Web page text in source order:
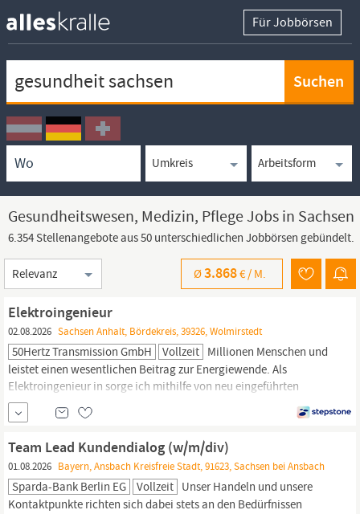
Für Jobbörsen
Ortssuche
Umkreissuche
Arbeitsform
Gesundheitswesen, Medizin, Pflege Jobs in Sachsen
6.354 Stellenangebote aus 50 unterschiedlichen Jobbörsen gebündelt.
Sortierung
Ø3.868€ / M.
Elektroingenieur
02.08.2026 Sachsen Anhalt, Bördekreis, 39326, Wolmirstedt
50Hertz Transmission GmbH Vollzeit Millionen Menschen und
leistet einen wesentlichen Beitrag zur Energiewende. Als
Elektroingenieur in sorge ich mithilfe von neu eingeführten
Wartungskonzepten für eine uneingeschränkte
Funktionsbereitschaft aller primärtechnischen Komponenten,
insbesondere von Umspannwerken und Konvertern, im
Netzgebiet des Regionalzentrums West inSachsen-Anhalt
im...
Team Lead Kundendialog (w/m/div)
01.08.2026 Bayern, Ansbach Kreisfreie Stadt, 91623, Sachsen bei Ansbach
Sparda-Bank Berlin EG Vollzeit Unser Handeln und unsere
Kontaktpunkte richten sich dabei stets an den Bedürfnissen